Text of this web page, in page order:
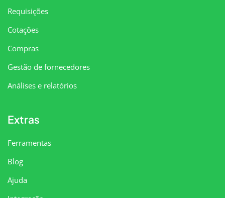
Requisições
Cotações
Compras
Gestão de fornecedores
Análises e relatórios
Extras
Ferramentas
Blog
Ajuda